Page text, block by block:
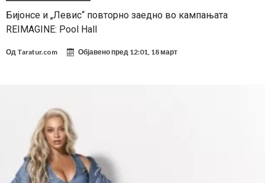
Бијонсе и „Левис“ повторно заедно во кампањата
REIMAGINE: Pool Hall
Од Taratur.com Објавено пред 12:01, 18 март